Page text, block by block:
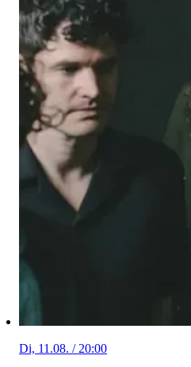
Di, 11.08. / 20:00